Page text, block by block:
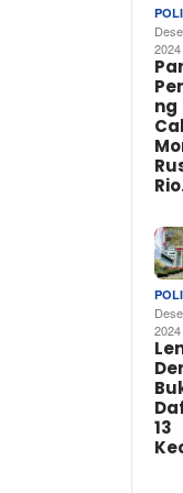
2024
ng
2024
13